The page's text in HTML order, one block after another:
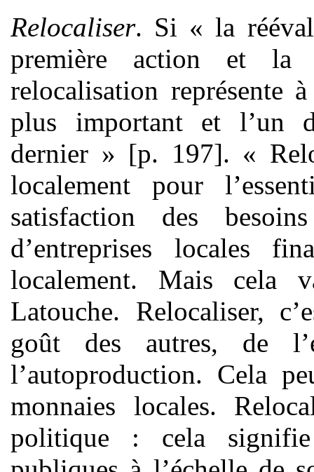
Relocaliser. Si « la
première action et
relocalisation représente
plus important et l’un
dernier » [p. 197]. «
localement pour
satisfaction des
d’entreprises locales
localement. Mais cela
Latouche. Relocaliser,
goût des autres, de
l’autoproduction. Cela
monnaies locales.
politique : cela signifie